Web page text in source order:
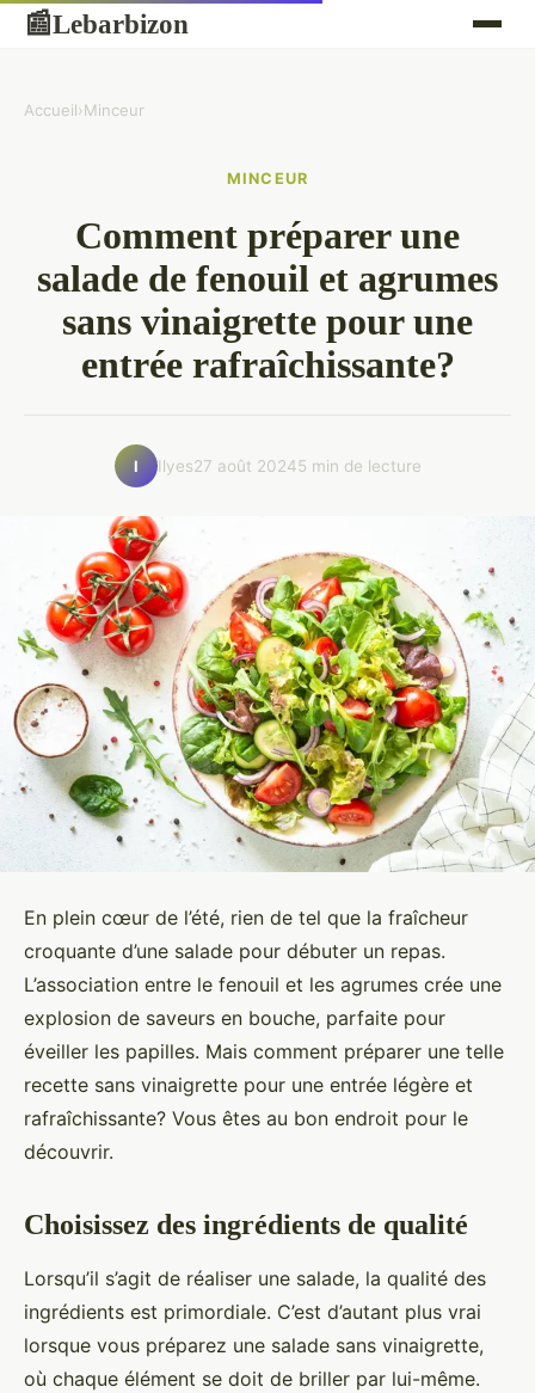
📰Lebarbizon
Accueil›Minceur
MINCEUR
Comment préparer une
salade de fenouil et agrumes
sans vinaigrette pour une
entrée rafraîchissante?
I Ilyes27 août 20245 min de lecture
En plein cœur de l’été, rien de tel que la fraîcheur
croquante d’une salade pour débuter un repas.
L’association entre le fenouil et les agrumes crée une
explosion de saveurs en bouche, parfaite pour
éveiller les papilles. Mais comment préparer une telle
recette sans vinaigrette pour une entrée légère et
rafraîchissante? Vous êtes au bon endroit pour le
découvrir.
Choisissez des ingrédients de qualité
Lorsqu’il s’agit de réaliser une salade, la qualité des
ingrédients est primordiale. C’est d’autant plus vrai
lorsque vous préparez une salade sans vinaigrette,
où chaque élément se doit de briller par lui-même.